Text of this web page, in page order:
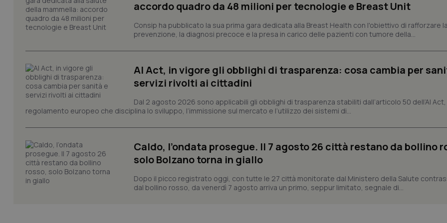
accordo quadro da 48 milioni per tecnologie e Breast Unit
Consip ha pubblicato la sua prima gara dedicata alla Breast Health con l'obiettivo di rafforzare la
prevenzione, la diagnosi precoce e la presa in carico delle pazienti con tumore della...
AI Act, in vigore gli obblighi di trasparenza: cosa cambia per
servizi rivolti ai cittadini
Dal 2 agosto 2026 sono applicabili gli obblighi di trasparenza stabiliti dall’articolo 50 dell’AI Act,
regolamento europeo che disciplina lo sviluppo, l’immissione sul mercato e l’utilizzo dei sistemi di...
Caldo, l’ondata prosegue. Il 7 agosto 26 città restano da bollino
solo Bolzano torna in giallo
Dopo il picco registrato oggi, con tutte le 27 città monitorate dal Ministero della Salute
dal bollino rosso, da venerdì 7 agosto arriva un primo, seppur limitato, segnale di...
.youtube.com
settimane
scelte di consenso e privacy
interazione con il sito. Registra i
del visitatore riguardo a varie
preferenze siano onorate nelle
CookieScript
www.quotidianosanita.it
settimane
Questo cookie viene utilizzato
Script.com per ricordare le
sui cookie dei visitatori. È
tracking-sites-ironfish-
tracking-enable
www.quotidianosanita.it
4
settimane
Questo cookie è impostato
session-id
settimane
2 giorni
assegnare un identificatore
_ga
Google LLC
significativo del servizio di
utilizzato da Google. Questo
per distinguere utenti unici